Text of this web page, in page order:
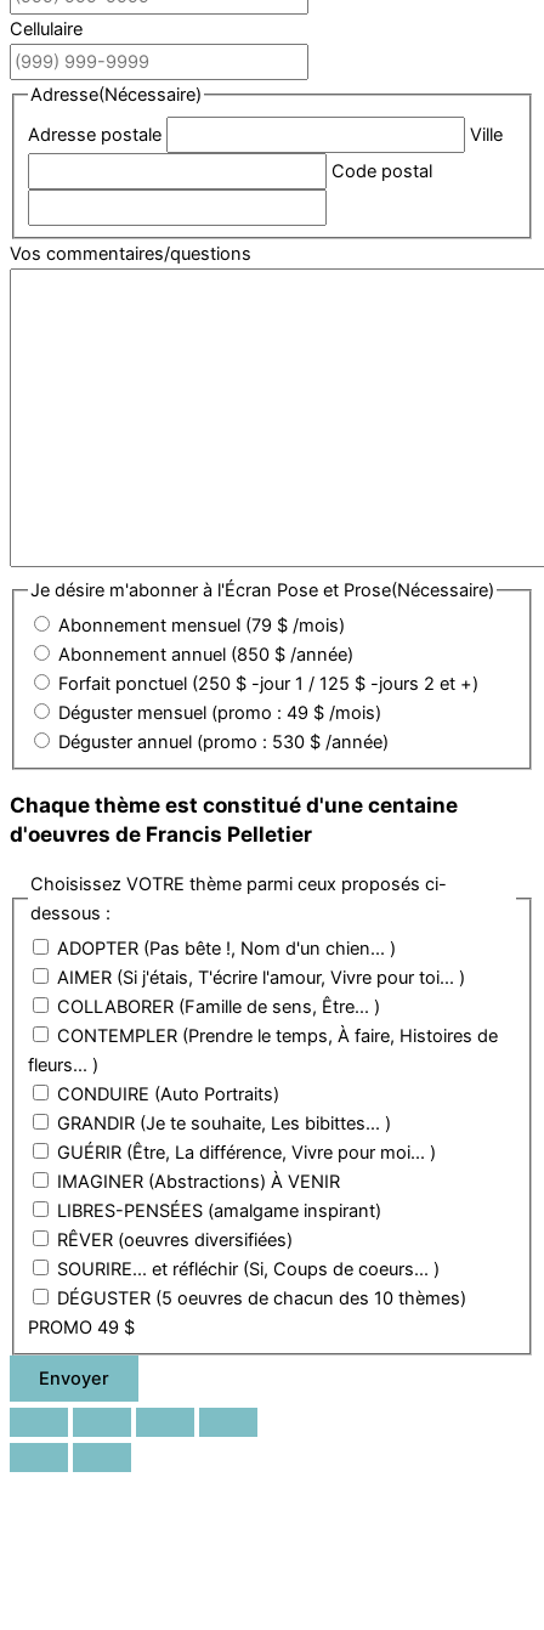
Cellulaire
Adresse(Nécessaire)
Adresse postale
Ville
Code postal
Vos commentaires/questions
Je désire m'abonner à l'Écran Pose et Prose(Nécessaire)
Abonnement mensuel (79 $ /mois)
Abonnement annuel (850 $ /année)
Forfait ponctuel (250 $ -jour 1 / 125 $ -jours 2 et +)
Déguster mensuel (promo : 49 $ /mois)
Déguster annuel (promo : 530 $ /année)
Chaque thème est constitué d'une centaine
d'oeuvres de Francis Pelletier
Choisissez VOTRE thème parmi ceux proposés ci-
dessous :
ADOPTER (Pas bête !, Nom d'un chien... )
AIMER (Si j'étais, T'écrire l'amour, Vivre pour toi... )
COLLABORER (Famille de sens, Être... )
CONTEMPLER (Prendre le temps, À faire, Histoires de
fleurs... )
CONDUIRE (Auto Portraits)
GRANDIR (Je te souhaite, Les bibittes... )
GUÉRIR (Être, La différence, Vivre pour moi... )
IMAGINER (Abstractions) À VENIR
LIBRES-PENSÉES (amalgame inspirant)
RÊVER (oeuvres diversifiées)
SOURIRE... et réfléchir (Si, Coups de coeurs... )
DÉGUSTER (5 oeuvres de chacun des 10 thèmes)
PROMO 49 $
Envoyer